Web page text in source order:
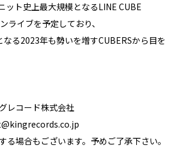
ット史上最大規模となるLINE CUBE
ライブを予定しており、
る2023年も勢いを増すCUBERSから目を
レコード株式会社
場合もございます。予めご了承下さい。